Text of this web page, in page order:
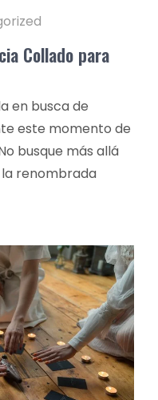
Collado para
en busca de
este momento de
busque más allá
renombrada